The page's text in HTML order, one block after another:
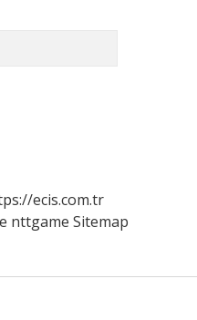
ecis.com.tr
nttgame Sitemap